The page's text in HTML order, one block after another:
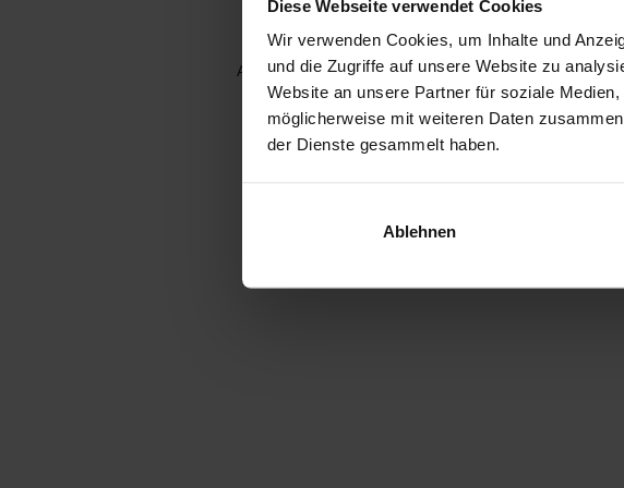
Diese Webseite verwendet Cookies
Wir verwenden Cookies, um Inhalte und
und die Zugriffe auf unsere Website zu
Website an unsere Partner für soziale
möglicherweise mit weiteren Daten
der Dienste gesammelt haben.
Ablehnen
Application error: a client-side exception has